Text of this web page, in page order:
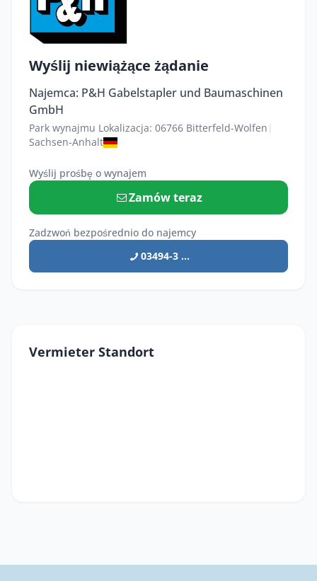
Wyślij niewiążące żądanie
Najemca: P&H Gabelstapler und Baumaschinen
GmbH
Park wynajmu Lokalizacja: 06766 Bitterfeld-Wolfen |
Sachsen-Anhalt
Wyślij prośbę o wynajem
Zamów teraz
Zadzwoń bezpośrednio do najemcy
03494-3 ...
Vermieter Standort